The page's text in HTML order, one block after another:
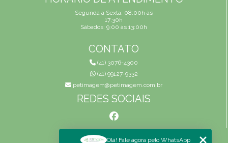
Segunda a Sexta: 08:00h às
17:30h
Sábados: 9:00 às 13:00h
CONTATO
(41) 3076-4300
(41) 99127-9332
petimagem@petimagem.com.br
REDES SOCIAIS
MENU
Olá! Fale agora pelo WhatsApp